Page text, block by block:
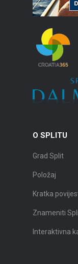
O SPLITU
Grad Split
Položaj
Kratka
Znameniti
Interaktivna